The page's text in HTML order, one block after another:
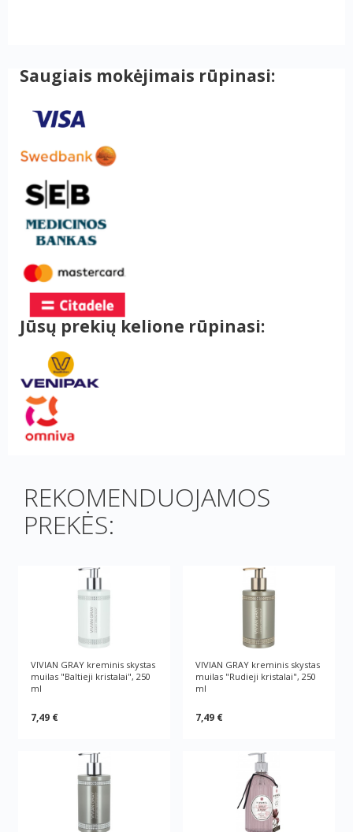
Saugiais mokėjimais rūpinasi:
Jūsų prekių kelione rūpinasi:
REKOMENDUOJAMOS
PREKĖS:
VIVIAN GRAY kreminis skystas
muilas "Baltieji kristalai", 250
ml
7,49 €
VIVIAN GRAY kreminis skystas
muilas "Rudieji kristalai", 250
ml
7,49 €